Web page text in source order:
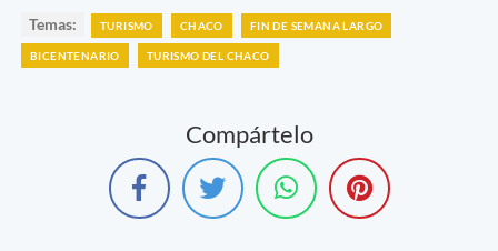
Temas: TURISMO CHACO FIN DE SEMANA LARGO
BICENTENARIO TURISMO DEL CHACO
Compártelo